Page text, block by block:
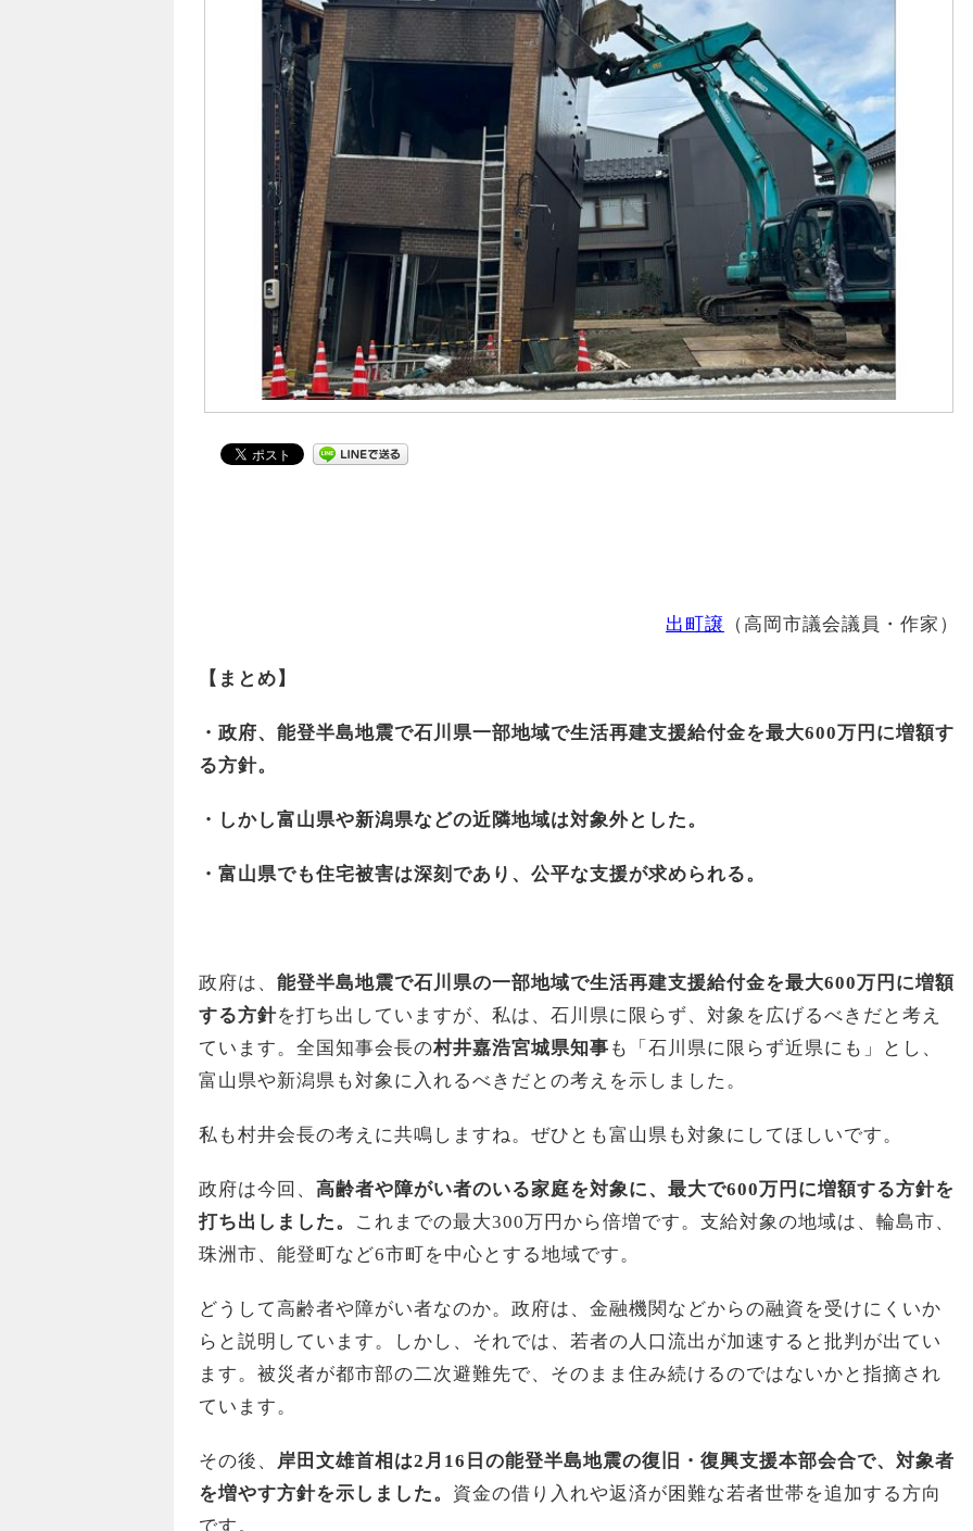
出町譲 （高岡市議会議員・作家）
【まとめ】
・政府、能登半島地震で石川県一部地域で生活再建支援給付金を最大600万円に増額す
る方針。
・しかし富山県や新潟県などの近隣地域は対象外とした。
・富山県でも住宅被害は深刻であり、公平な支援が求められる。
政府は、 能登半島地震で石川県の一部地域で生活再建支援給付金を最大600万円に増額
する方針を打ち出していますが、私は、石川県に限らず、対象を広げるべきだと考え
ています。全国知事会長の村井嘉浩宮城県知事 も「石川県に限らず近県にも」とし、
富山県や新潟県も対象に入れるべきだとの考えを示しました。
私も村井会長の考えに共鳴しますね。ぜひとも富山県も対象にしてほしいです。
政府は今回、 高齢者や障がい者のいる家庭を対象に、最大で600万円に増額する方針を
打ち出しました。
これまでの最大300万円から倍増です。支給対象の地域は、輪島市、
珠洲市、能登町など6市町を中心とする地域です。
どうして高齢者や障がい者なのか。政府は、金融機関などからの融資を受けにくいか
らと説明しています。しかし、それでは、若者の人口流出が加速すると批判が出てい
ます。被災者が都市部の二次避難先で、そのまま住み続けるのではないかと指摘され
ています。
その後、 岸田文雄首相は2月16日の能登半島地震の復旧・復興支援本部会合で、対象者
を増やす方針を示しました。 資金の借り入れや返済が困難な若者世帯を追加する方向
です。